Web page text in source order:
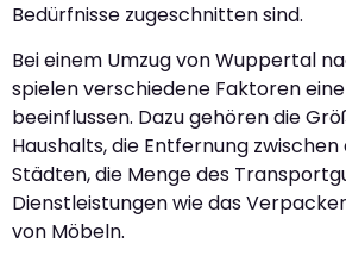
Bedürfnisse zugeschnitten sind.
Bei einem Umzug von Wuppertal
spielen verschiedene Faktoren eine
beeinflussen. Dazu gehören die
Haushalts, die Entfernung
Städten, die Menge des
Dienstleistungen wie das
von Möbeln.